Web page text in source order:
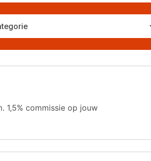
1,5% commissie op jouw